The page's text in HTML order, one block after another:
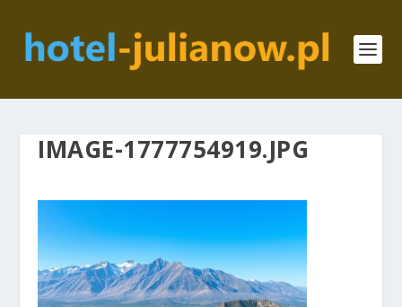
IMAGE-1777754919.JPG